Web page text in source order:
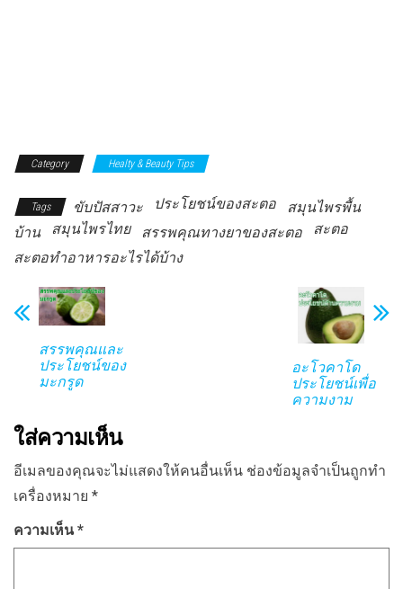
Category Healty & Beauty Tips
Tags ขับปัสสาวะ ประโยชน์ของสะตอ
สมุนไพรพื้น
บ้าน
สมุนไพรไทย สรรพคุณทางยาของสะตอ
สะตอ
สะตอทำอาหารอะไรได้บ้าง
สรรพคุณและ
ประโยชน์ของ
มะกรูด
อะโวคาโด
ประโยชน์เพื่อ
ความงาม
ใส่ความเห็น
อีเมลของคุณจะไม่แสดงให้คนอื่นเห็น ช่องข้อมูลจำเป็นถูกทำ
เครื่องหมาย *
ความเห็น*